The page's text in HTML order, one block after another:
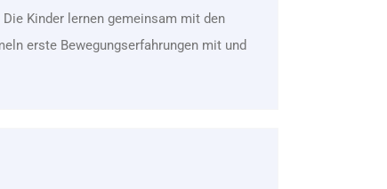
Kinder lernen gemeinsam mit den
erste Bewegungserfahrungen mit und